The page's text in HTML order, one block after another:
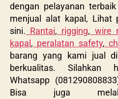
dengan pelayanan
menjual alat kapal, Lihat
sini. Rantai, rigging, wire
kapal , peralatan safety,
barang yang kami jual
berkualitas. Silahkan
Whatsapp
Bisa juga